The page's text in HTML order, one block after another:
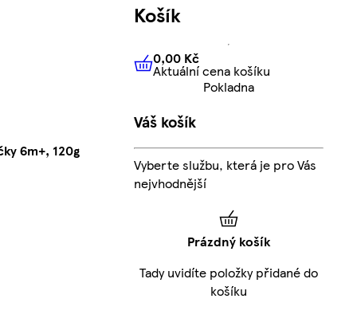
6m+, 120g
Košík
0,00 KčAktuální cena košíku
0,00 Kč
Aktuální cena košíku
Pokladna
Váš košík
Vyberte službu, která je pro Vás
nejvhodnější
Prázdný košík
Tady uvidíte položky přidané do
košíku